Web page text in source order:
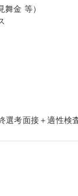
金 等）
考面接＋適性検